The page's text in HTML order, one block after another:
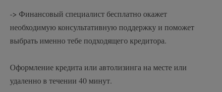
-> Финансовый специалист бесплатно окажет
необходимую консультативную поддержку и поможет
выбрать именно тебе подходящего кредитора.
Оформление кредита или автолизинга на месте или
удаленно в течении 40 минут.